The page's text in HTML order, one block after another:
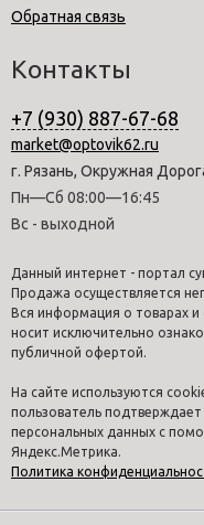
Обратная связь
Контакты
+7 (930) 887-67-68
market@optovik62.ru
г. Рязань, Окружная
Пн—Сб 08:00—16:45
Вс - выходной
Данный интернет - портал
Продажа осуществляется
Вся информация о товарах и
носит исключительно
публичной офертой.
На сайте используются
пользователь
персональных данных с
Яндекс.Метрика.
Политика